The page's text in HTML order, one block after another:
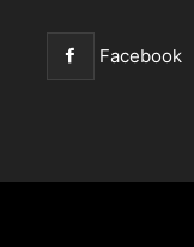
Facebook